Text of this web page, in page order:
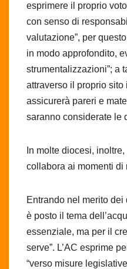
esprimere il proprio
con senso di
valutazione”, per
in modo approfondito,
strumentalizzazioni”; a
attraverso il proprio sito
assicurerà pareri e
saranno considerate le
In molte diocesi,
collabora ai momenti di
Entrando nel merito
è posto il tema
essenziale, ma per il
serve”. L’AC esprime
“verso misure